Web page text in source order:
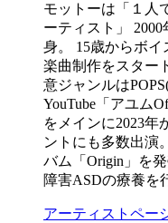
モットーは「１人
ーティスト」
身。 15歳からボ
楽曲制作をスター
意ジャンルは
YouTube「アユム
をメインに2023年
ントにも多数出演
バム「Origin」を
障害ASDの療養を
アーティストペー